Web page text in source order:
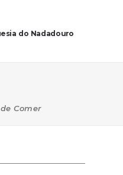
do Nadadouro
Comer